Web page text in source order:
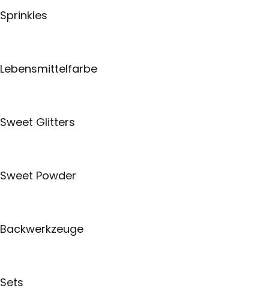
Sprinkles
Lebensmittelfarbe
Sweet Glitters
Sweet Powder
Backwerkzeuge
Sets